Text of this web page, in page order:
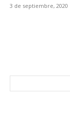
3 de septiembre, 2020